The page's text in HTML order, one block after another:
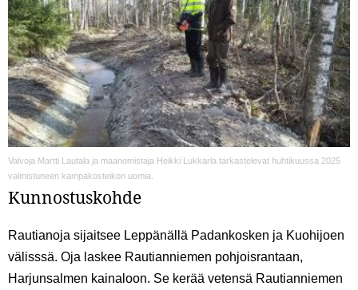
Valvoja Martti Lautala ja maanomistaja Heikki Lukkarla tarkastelevat huhtikuussa 2025
valmistuneen kampakosteikon uomia.
Kunnostuskohde
Rautianoja sijaitsee Leppänällä Padankosken ja Kuohijoen
välisssä. Oja laskee Rautianniemen pohjoisrantaan,
Harjunsalmen kainaloon. Se kerää vetensä Rautianniemen